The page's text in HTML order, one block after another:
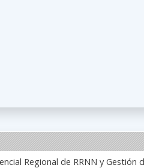
Regional de RRNN y Gestión